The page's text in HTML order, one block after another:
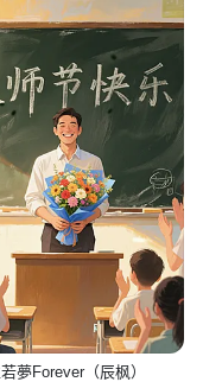
夢Forever（辰枫）